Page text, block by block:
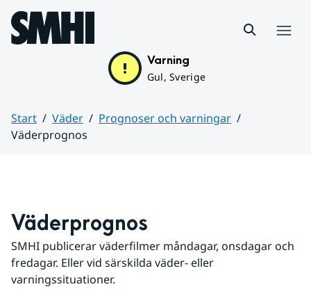
Hoppa till sidans innehåll
Varning
Gul, Sverige
Start Väder
Prognoser och varningar
Väderprognos
Väderprognos
SMHI publicerar väderfilmer måndagar, onsdagar och
fredagar. Eller vid särskilda väder- eller
varningssituationer.